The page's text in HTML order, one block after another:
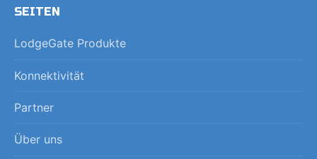
SEITEN
LodgeGate Produkte
Konnektivität
Partner
Über uns